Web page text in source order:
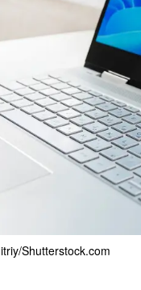
Shutterstock.com